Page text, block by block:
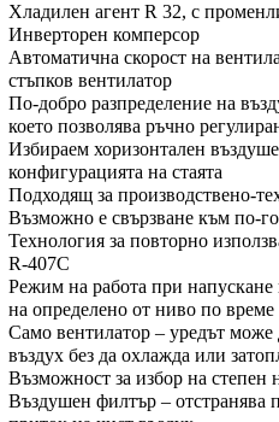
Хладилен агент R 32, с
Инверторен комперсор
Автоматична скорост на
стъпков вентилатор
По-добро разпределение на
което позволява ръчно
Избираем хоризонтален
конфигурацията на стаята
Подходящ за производствено-
Възможно е свързване към по-
Технология за повторно
R-407C
Режим на работа при
на определено от ниво по време
Само вентилатор – уредът може
въздух без да охлажда или
Възможност за избор на степен
Въздушен филтър – отстранява